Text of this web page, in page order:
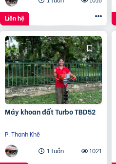
Liên hệ
Máy khoan đất Turbo TBD52
P. Thanh Khê
1 tuần
1021